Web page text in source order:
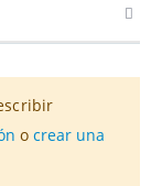
o crear una